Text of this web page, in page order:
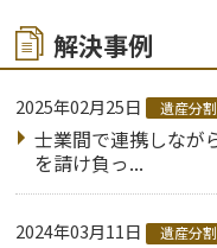
解決事例
2025年02月25日 遺産分割
士業間で連携しなが
を請け負っ...
2024年03月11日 遺産分割